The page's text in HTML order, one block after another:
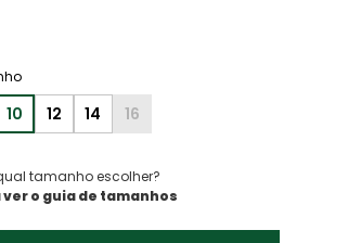
10 12 14 16
tamanho escolher?
o guia de tamanhos